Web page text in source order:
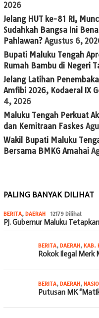
2026
Jelang HUT ke-81 RI,
Sudahkah Bangsa Ini
Pahlawan? Agustus 6,
Bupati Maluku Tengah
Rumah Bambu di Negeri
Jelang Latihan
Amfibi 2026, Kodaeral IX
4, 2026
Maluku Tengah Perkuat
dan Kemitraan Faskes
Wakil Bupati Maluku
Bersama BMKG Amahai
PALING BANYAK DILIHAT
BERITA, DAERAH 12179 Dilihat
Pj. Gubernur Maluku
BERITA, DAERAH, KAB.
Rokok Ilegal Merk
BERITA, DAERAH,
Putusan MK